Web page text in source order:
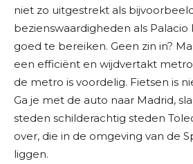
niet zo uitgestrekt als
bezienswaardigheden als Palacio
goed te bereiken. Geen zin in?
een efficiënt en wijdvertakt
de metro is voordelig. Fietsen is
Ga je met de auto naar Madrid,
steden schilderachtig steden
over, die in de omgeving van de
liggen.